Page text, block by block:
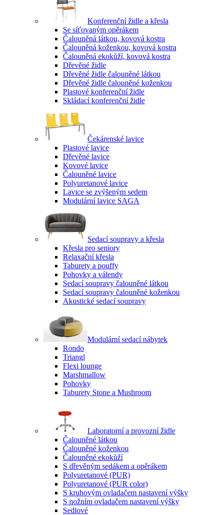
Konferenční židle a křesla
Se síťovaným opěrákem
Čalouněná látkou, kovová kostra
Čalouněná koženkou, kovová kostra
Čalouněná ekokůží, kovová kostra
Dřevěné židle
Dřevěné židle čalouněné látkou
Dřevěné židle čalouněné koženkou
Plastové konferenční židle
Skládací konferenční židle
Čekárenské lavice
Plastové lavice
Dřevěné lavice
Kovové lavice
Čalouněné lavice
Polyuretanové lavice
Lavice se zvýšeným sedem
Modulární lavice SAGA
Sedací soupravy a křesla
Křesla pro seniory
Relaxační křesla
Taburety a pouffy
Pohovky a válendy
Sedací soupravy čalouněné látkou
Sedací soupravy čalouněné koženkou
Akustické sedací soupravy
Modulární sedací nábytek
Rondo
Triangl
Flexi lounge
Marshmallow
Pohovky
Taburety Stone a Mushroom
Laboratorní a provozní židle
Čalouněné látkou
Čalouněné koženkou
Čalouněné ekokůží
S dřevěným sedákem a opěrákem
Polyuretanové (PUR)
Polyuretanové (PUR color)
S kruhovým ovladačem nastavení výšky
S nožním ovladačem nastavení výšky
Sedlové